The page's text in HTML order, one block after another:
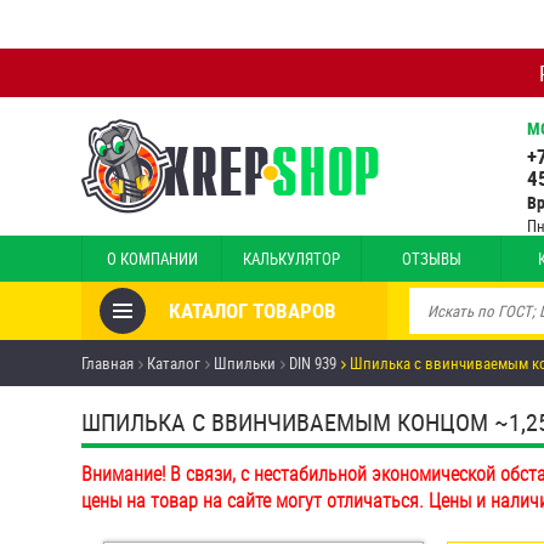
О КОМПАНИИ КАЛЬКУЛЯТОР ОТЗЫВЫ
КАТАЛОГ ТОВАРОВ
Товары со скидкой
Анкеры
Антивандальный крепёж,
инструмент
Болты и винты
Главная Каталог Шпильки DIN 939 Шпилька c ввинчиваемым
ШПИЛЬКА C ВВИНЧИВАЕМЫМ КОНЦОМ
Внимание! В связи, с нестабильной экономической
цены на товар на сайте могут отличаться. Цены и